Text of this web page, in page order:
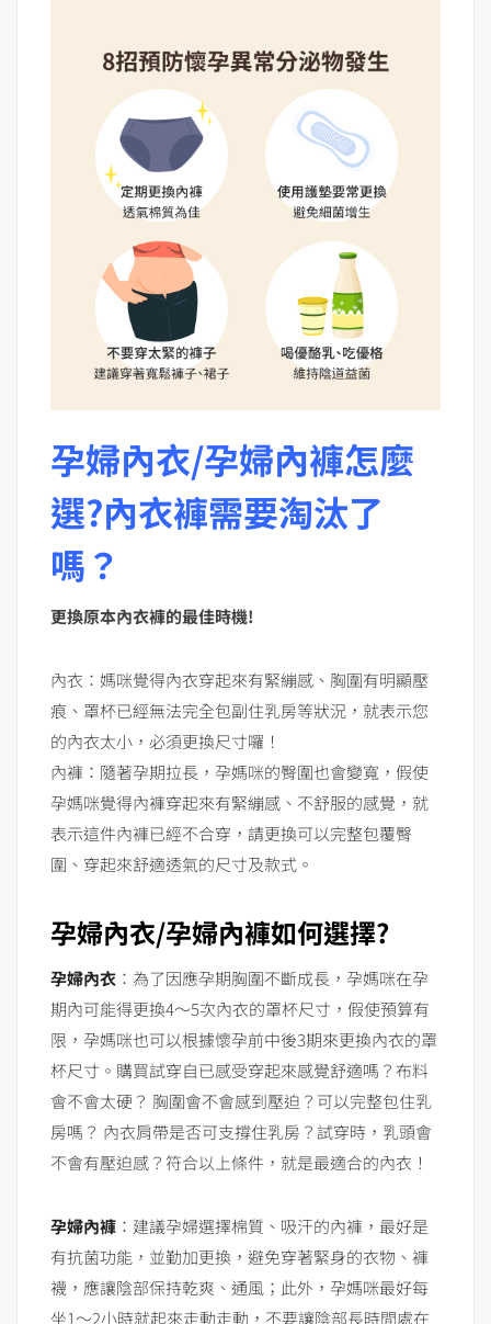
孕婦內衣/孕婦內褲怎麼
選?內衣褲需要淘汰了
嗎？
更換原本內衣褲的最佳時機!
內衣：媽咪覺得內衣穿起來有緊繃感、胸圍有明顯壓
痕、罩杯已經無法完全包副住乳房等狀況，就表示您
的內衣太小，必須更換尺寸囉！
內褲：隨著孕期拉長，孕媽咪的臀圍也會變寬，假使
孕媽咪覺得內褲穿起來有緊繃感、不舒服的感覺，就
表示這件內褲已經不合穿，請更換可以完整包覆臀
圍、穿起來舒適透氣的尺寸及款式。
孕婦內衣/孕婦內褲如何選擇?
孕婦內衣 ：為了因應孕期胸圍不斷成長，孕媽咪在孕
期內可能得更換4～5次內衣的罩杯尺寸，假使預算有
限，孕媽咪也可以根據懷孕前中後3期來更換內衣的罩
杯尺寸。購買試穿自已感受穿起來感覺舒適嗎？布料
會不會太硬？ 胸圍會不會感到壓迫？可以完整包住乳
房嗎？ 內衣肩帶是否可支撐住乳房？試穿時，乳頭會
不會有壓迫感？符合以上條件，就是最適合的內衣！
孕婦內褲 ：建議孕婦選擇棉質、吸汗的內褲，最好是
有抗菌功能，並勤加更換，避免穿著緊身的衣物、褲
襪，應讓陰部保持乾爽、通風；此外，孕媽咪最好每
坐1～2小時就起來走動走動，不要讓陰部長時間處在